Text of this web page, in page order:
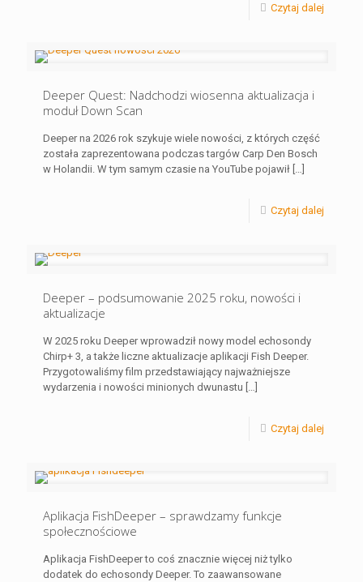
Czytaj dalej
Deeper Quest: Nadchodzi wiosenna aktualizacja i
moduł Down Scan
Deeper na 2026 rok szykuje wiele nowości, z których część
została zaprezentowana podczas targów Carp Den Bosch
w Holandii. W tym samym czasie na YouTube pojawił […]
Czytaj dalej
Deeper – podsumowanie 2025 roku, nowości i
aktualizacje
W 2025 roku Deeper wprowadził nowy model echosondy
Chirp+ 3, a także liczne aktualizacje aplikacji Fish Deeper.
Przygotowaliśmy film przedstawiający najważniejsze
wydarzenia i nowości minionych dwunastu […]
Czytaj dalej
Aplikacja FishDeeper – sprawdzamy funkcje
społecznościowe
Aplikacja FishDeeper to coś znacznie więcej niż tylko
dodatek do echosondy Deeper. To zaawansowane